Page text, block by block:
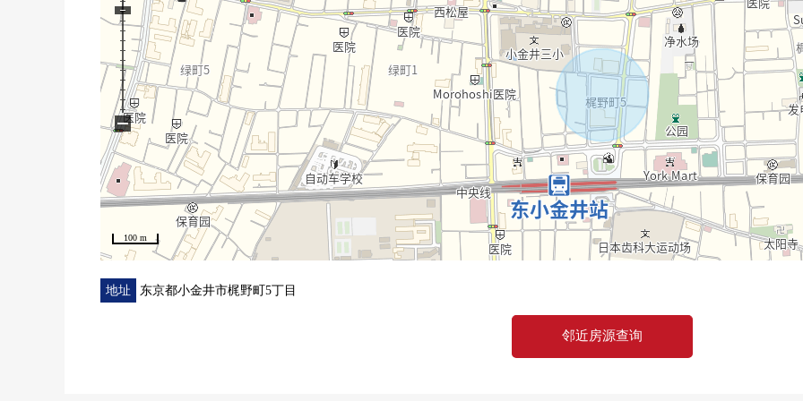
・地板张替换
・厨房交换
・浴室交换
・盥洗台交换
・厕所更换(有温水冲洗功能)
・步入式衣帽间新设
・餐桌设备其他
▼周边环境
・在周围，生活便利设施丰富
在步行5分钟的范围以内，超市/便利店/药妆店
・约克食品东小金井商店步行4分钟
・7-Eleven小金井北主要街道商店步行3分钟
・SUNDRUG小金井梶野町商店步行5分钟
100 m
−
地址 东京都小金井市梶野町5丁目
邻近房源查询